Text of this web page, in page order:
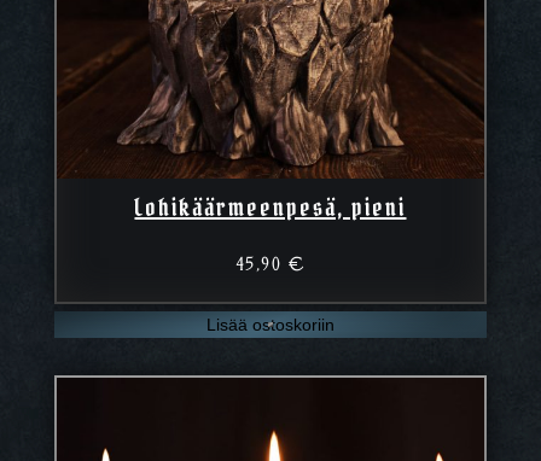
Lohikäärmeenpesä, pieni
45,90 €
Lisää ostoskoriin